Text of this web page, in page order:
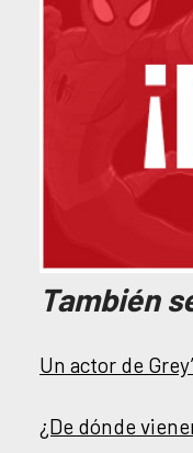
También
Un actor de
¿De dónde